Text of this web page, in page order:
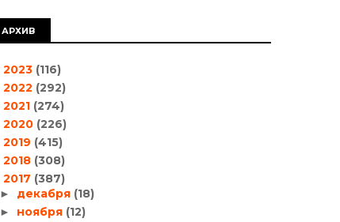
АРХИВ
2023 (116)
2022 (292)
2021 (274)
2020 (226)
2019 (415)
2018 (308)
2017 (387)
► декабря (18)
► ноября (12)